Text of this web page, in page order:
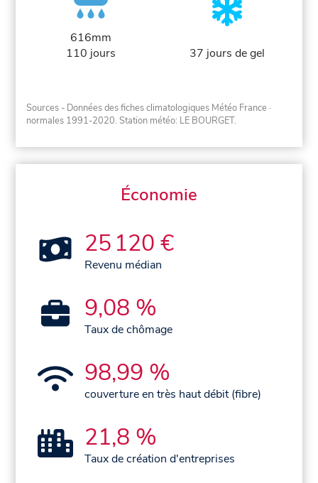
616mm
110 jours
37 jours de gel
Sources - Données des fiches climatologiques Météo France ·
normales 1991-2020. Station météo: LE BOURGET.
Économie
25 120 €
Revenu médian
9,08 %
Taux de chômage
98,99 %
couverture en très haut débit (fibre)
21,8 %
Taux de création d'entreprises